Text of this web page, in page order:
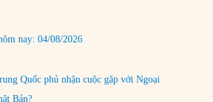
nay: 04/08/2026
Quốc phủ nhận cuộc gặp với Ngoại
Bản?